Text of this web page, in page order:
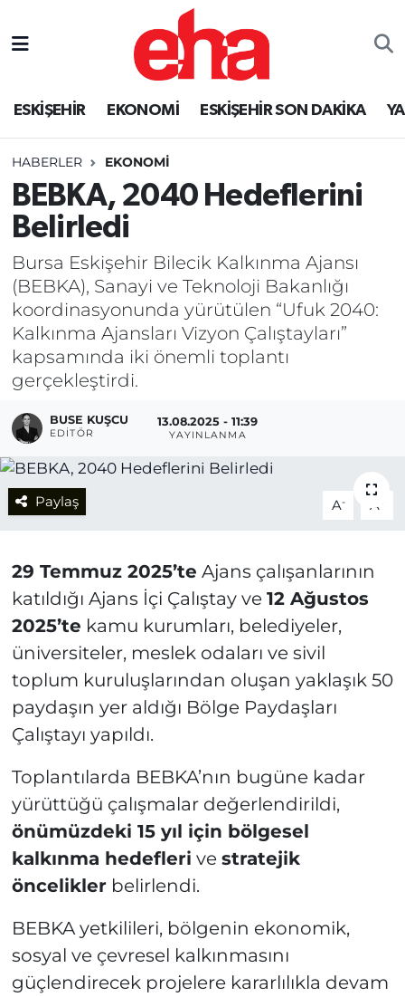
ESKİŞEHİR EKONOMİ ESKİŞEHİR SON DAKİKA
HABERLER EKONOMİ
BEBKA, 2040 Hedeflerini
Belirledi
Bursa Eskişehir Bilecik Kalkınma Ajansı
(BEBKA), Sanayi ve Teknoloji Bakanlığı
koordinasyonunda yürütülen “Ufuk 2040:
Kalkınma Ajansları Vizyon Çalıştayları”
kapsamında iki önemli toplantı
gerçekleştirdi.
BUSE KUŞCU
EDITÖR
13.08.2025 - 11:39
YAYINLANMA
Paylaş A- A +
29 Temmuz 2025’te Ajans çalışanlarının
katıldığı Ajans İçi Çalıştayve 12 Ağustos
2025’te kamu kurumları, belediyeler,
üniversiteler, meslek odaları ve sivil
toplum kuruluşlarından oluşan yaklaşık 50
paydaşın yer aldığı Bölge Paydaşları
Çalıştayı yapıldı.
Toplantılarda BEBKA’nın bugüne kadar
yürüttüğü çalışmalar değerlendirildi,
önümüzdeki 15 yıl için bölgesel
kalkınma hedefleri ve stratejik
önceliklerbelirlendi.
BEBKA yetkilileri, bölgenin ekonomik,
sosyal ve çevresel kalkınmasını
güçlendirecek projelere kararlılıkla devam